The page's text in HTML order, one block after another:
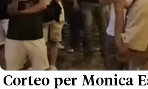
Corteo per Monica